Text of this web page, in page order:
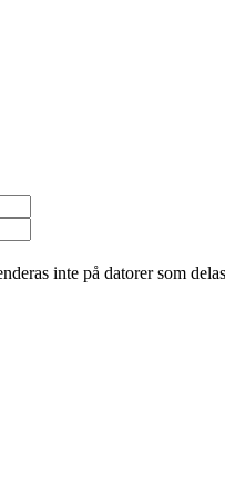
inte på datorer som